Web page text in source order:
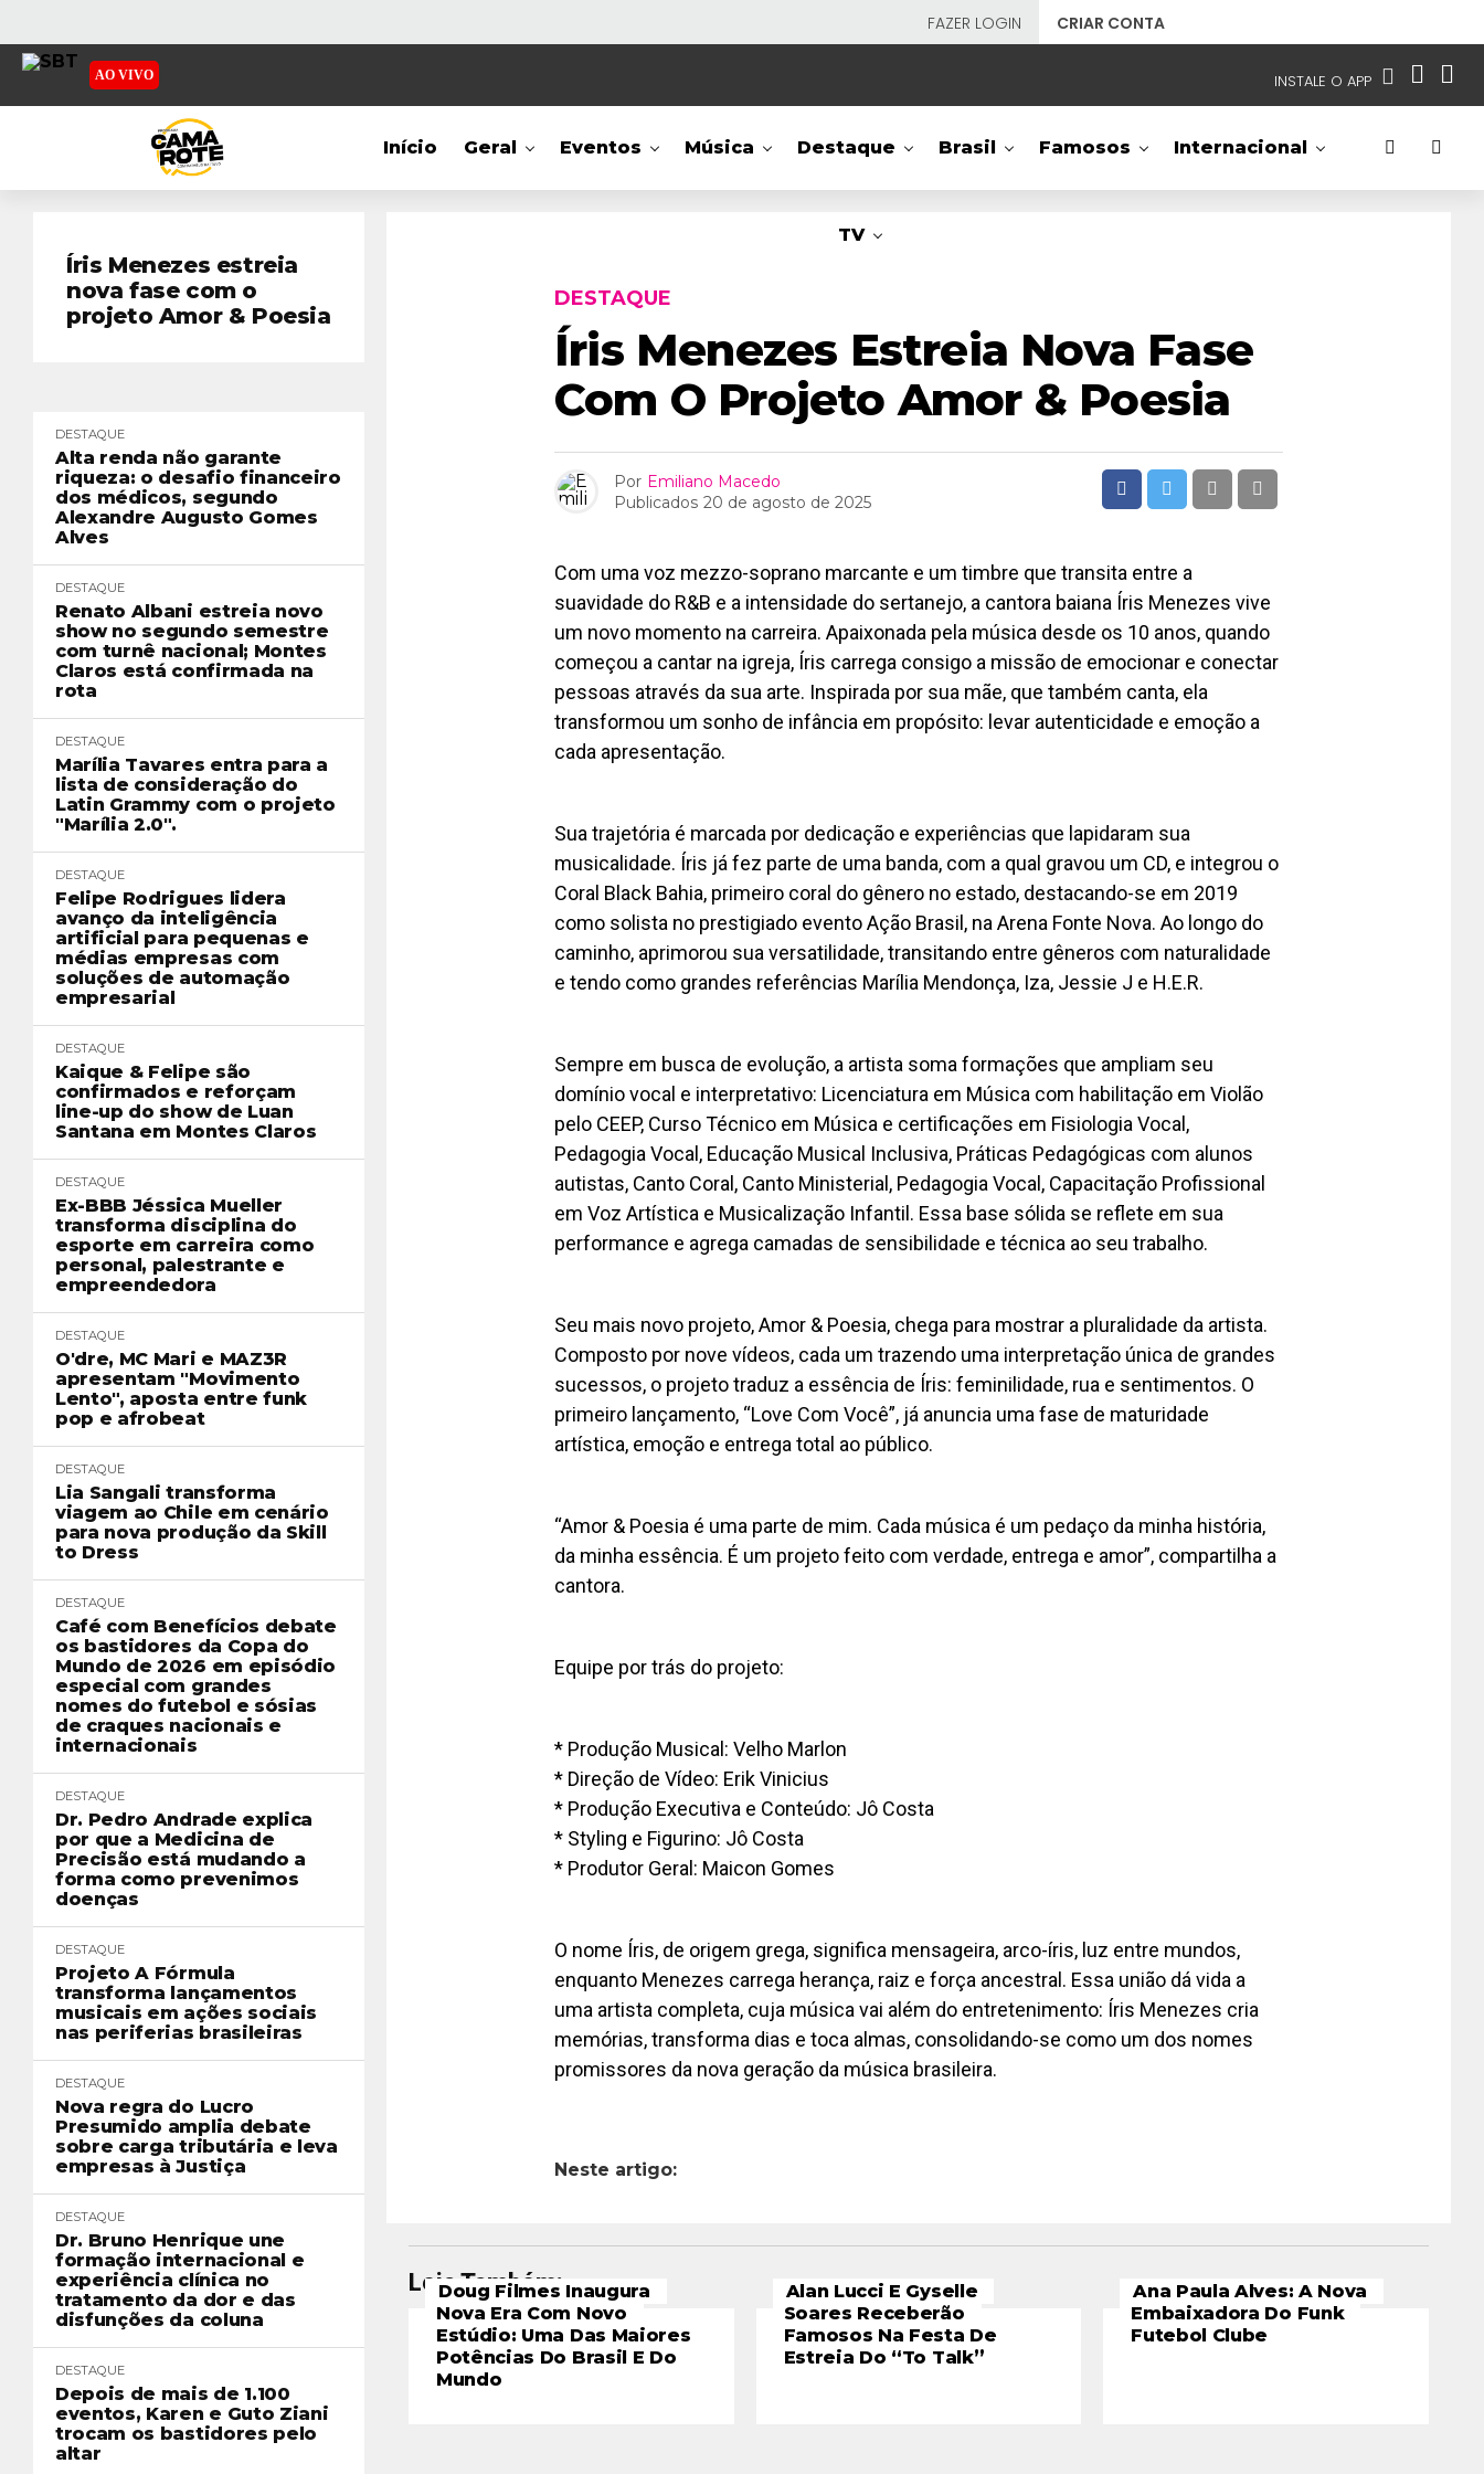
FAZER LOGIN CRIAR CONTA
AO VIVO INSTALE O APP
NOSSAS REDES APP TV SBT
Início Geral Eventos Música Destaque Brasil Famosos Internacional
TV
Íris Menezes estreia
nova fase com o
projeto Amor & Poesia
DESTAQUE
Alta renda não garante
riqueza: o desafio financeiro
dos médicos, segundo
Alexandre Augusto Gomes
Alves
DESTAQUE
Renato Albani estreia novo
show no segundo semestre
com turnê nacional; Montes
Claros está confirmada na
rota
DESTAQUE
Marília Tavares entra para a
lista de consideração do
Latin Grammy com o projeto
"Marília 2.0".
DESTAQUE
Felipe Rodrigues lidera
avanço da inteligência
artificial para pequenas e
médias empresas com
soluções de automação
empresarial
DESTAQUE
Kaique & Felipe são
confirmados e reforçam
line-up do show de Luan
Santana em Montes Claros
DESTAQUE
Ex-BBB Jéssica Mueller
transforma disciplina do
esporte em carreira como
personal, palestrante e
empreendedora
DESTAQUE
O'dre, MC Mari e MAZ3R
apresentam "Movimento
Lento", aposta entre funk
pop e afrobeat
DESTAQUE
Lia Sangali transforma
viagem ao Chile em cenário
para nova produção da Skill
to Dress
DESTAQUE
Café com Benefícios debate
os bastidores da Copa do
Mundo de 2026 em episódio
especial com grandes
nomes do futebol e sósias
de craques nacionais e
internacionais
DESTAQUE
Dr. Pedro Andrade explica
por que a Medicina de
Precisão está mudando a
forma como prevenimos
doenças
DESTAQUE
Projeto A Fórmula
transforma lançamentos
musicais em ações sociais
nas periferias brasileiras
DESTAQUE
Nova regra do Lucro
Presumido amplia debate
sobre carga tributária e leva
empresas à Justiça
DESTAQUE
Dr. Bruno Henrique une
formação internacional e
experiência clínica no
tratamento da dor e das
disfunções da coluna
DESTAQUE
Depois de mais de 1.100
eventos, Karen e Guto Ziani
trocam os bastidores pelo
altar
DESTAQUE
Íris Menezes Estreia Nova Fase
Com O Projeto Amor & Poesia
Por Emiliano Macedo
Publicados 20 de agosto de 2025
Com uma voz mezzo-soprano marcante e um timbre que transita entre a
suavidade do R&B e a intensidade do sertanejo, a cantora baiana Íris Menezes vive
um novo momento na carreira. Apaixonada pela música desde os 10 anos, quando
começou a cantar na igreja, Íris carrega consigo a missão de emocionar e conectar
pessoas através da sua arte. Inspirada por sua mãe, que também canta, ela
transformou um sonho de infância em propósito: levar autenticidade e emoção a
cada apresentação.
Sua trajetória é marcada por dedicação e experiências que lapidaram sua
musicalidade. Íris já fez parte de uma banda, com a qual gravou um CD, e integrou o
Coral Black Bahia, primeiro coral do gênero no estado, destacando-se em 2019
como solista no prestigiado evento Ação Brasil, na Arena Fonte Nova. Ao longo do
caminho, aprimorou sua versatilidade, transitando entre gêneros com naturalidade
e tendo como grandes referências Marília Mendonça, Iza, Jessie J e H.E.R.
Sempre em busca de evolução, a artista soma formações que ampliam seu
domínio vocal e interpretativo: Licenciatura em Música com habilitação em Violão
pelo CEEP, Curso Técnico em Música e certificações em Fisiologia Vocal,
Pedagogia Vocal, Educação Musical Inclusiva, Práticas Pedagógicas com alunos
autistas, Canto Coral, Canto Ministerial, Pedagogia Vocal, Capacitação Profissional
em Voz Artística e Musicalização Infantil. Essa base sólida se reflete em sua
performance e agrega camadas de sensibilidade e técnica ao seu trabalho.
Seu mais novo projeto, Amor & Poesia, chega para mostrar a pluralidade da artista.
Composto por nove vídeos, cada um trazendo uma interpretação única de grandes
sucessos, o projeto traduz a essência de Íris: feminilidade, rua e sentimentos. O
primeiro lançamento, “Love Com Você”, já anuncia uma fase de maturidade
artística, emoção e entrega total ao público.
“Amor & Poesia é uma parte de mim. Cada música é um pedaço da minha história,
da minha essência. É um projeto feito com verdade, entrega e amor”, compartilha a
cantora.
Equipe por trás do projeto:
* Produção Musical: Velho Marlon
* Direção de Vídeo: Erik Vinicius
* Produção Executiva e Conteúdo: Jô Costa
* Styling e Figurino: Jô Costa
* Produtor Geral: Maicon Gomes
O nome Íris, de origem grega, significa mensageira, arco-íris, luz entre mundos,
enquanto Menezes carrega herança, raiz e força ancestral. Essa união dá vida a
uma artista completa, cuja música vai além do entretenimento: Íris Menezes cria
memórias, transforma dias e toca almas, consolidando-se como um dos nomes
promissores da nova geração da música brasileira.
Neste artigo:
Leia Também:
Doug Filmes Inaugura
Nova Era Com Novo
Estúdio: Uma Das Maiores
Potências Do Brasil E Do
Mundo
Alan Lucci E Gyselle
Soares Receberão
Famosos Na Festa De
Estreia Do “To Talk”
Ana Paula Alves: A Nova
Embaixadora Do Funk
Futebol Clube